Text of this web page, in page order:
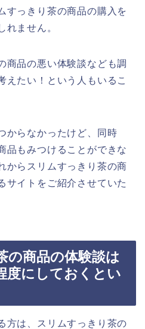
すっきり茶の商品の購入を
れません。
商品の悪い体験談なども調
えたい！という人もいるこ
からなかったけど、同時
品もみつけることができな
からスリムすっきり茶の商
サイトをご紹介させていた
の商品の体験談は
度にしておくとい
方は、スリムすっきり茶の